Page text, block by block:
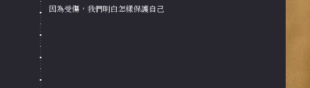
因為受傷，我們明白怎樣保護自己